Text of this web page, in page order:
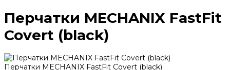
Перчатки MECHANIX FastFit
Covert (black)
Перчатки MECHANIX FastFit Covert (black)